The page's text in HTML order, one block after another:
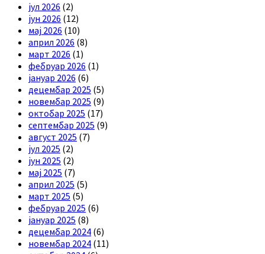
јул 2026 (2)
јун 2026 (12)
мај 2026 (10)
април 2026 (8)
март 2026 (1)
фебруар 2026 (1)
јануар 2026 (6)
децембар 2025 (5)
новембар 2025 (9)
октобар 2025 (17)
септембар 2025 (9)
август 2025 (7)
јул 2025 (2)
јун 2025 (2)
мај 2025 (7)
април 2025 (5)
март 2025 (5)
фебруар 2025 (6)
јануар 2025 (8)
децембар 2024 (6)
новембар 2024 (11)